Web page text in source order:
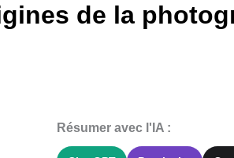
de la
Résumer avec l'IA :